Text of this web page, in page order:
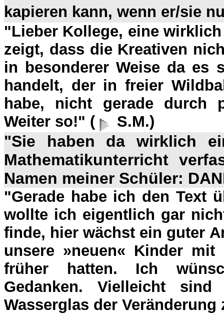
kapieren kann, wenn er/sie
"Lieber Kollege, eine
zeigt, dass die Kreativen
in besonderer Weise da es
handelt, der in freier
habe, nicht gerade durch
Weiter so!" (
S.M.)
"Sie haben da wirklich
Mathematikunterricht
Namen meiner Schüler:
"Gerade habe ich den Text
wollte ich eigentlich gar
finde, hier wächst ein guter
unsere »neuen« Kinder
früher hatten. Ich
Gedanken. Vielleicht
Wasserglas der